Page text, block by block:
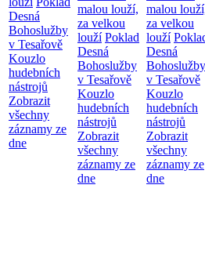
Desná
Bohoslužby
v Tesařově
Kouzlo
hudebních
nástrojů
Zobrazit
všechny
záznamy ze
dne
malou louží,
za velkou
louží Poklad
Desná
Bohoslužby
v Tesařově
Kouzlo
hudebních
nástrojů
Zobrazit
všechny
záznamy ze
dne
malou
za velkou
louží
Desná
Bohoslužby
v Tesařově
Kouzlo
hudebních
nástrojů
Zobrazit
všechny
záznamy ze
dne